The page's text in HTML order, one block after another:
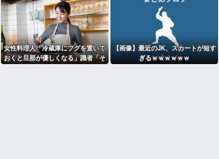
女性料理人「冷蔵庫にフグを置いて
おくと旦那が優しくなる」識者「そ
【画像】最近のJK、スカートが短す
ぎるｗｗｗｗｗｗ